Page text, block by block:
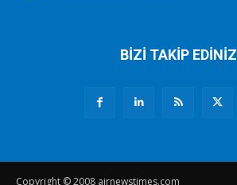
BİZİ TAKİP EDİNİZ
Copyright © 2008 airnewstimes.com